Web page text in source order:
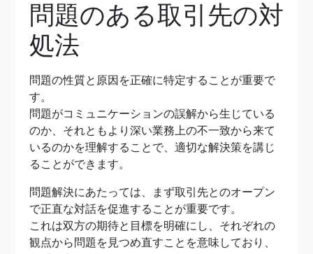
問題のある取引先の対
処法
問題の性質と原因を正確に特定することが重要で
す。
問題がコミュニケーションの誤解から生じている
のか、それともより深い業務上の不一致から来て
いるのかを理解することで、適切な解決策を講じ
ることができます。
問題解決にあたっては、まず取引先とのオープン
で正直な対話を促進することが重要です。
これは双方の期待と目標を明確にし、それぞれの
観点から問題を見つめ直すことを意味しており、